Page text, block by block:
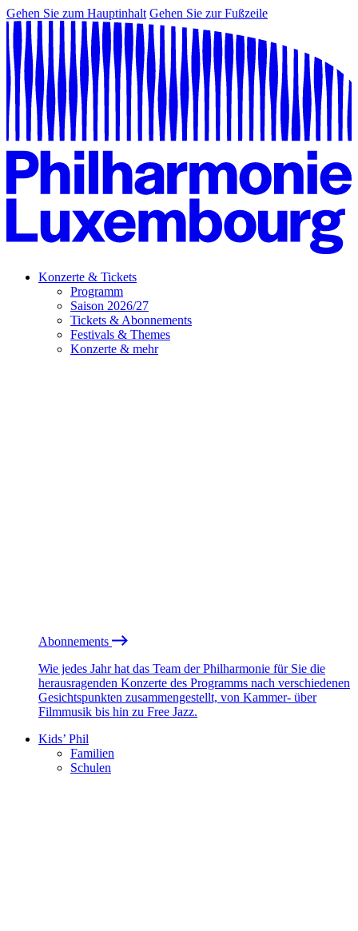
Gehen Sie zum Hauptinhalt Gehen Sie zur Fußzeile
Konzerte & Tickets
Programm
Saison 2026/27
Tickets & Abonnements
Festivals & Themes
Konzerte & mehr
Abonnements
Wie jedes Jahr hat das Team der Philharmonie für Sie die
herausragenden Konzerte des Programms nach verschiedenen
Gesichtspunkten zusammengestellt, von Kammer- über
Filmmusik bis hin zu Free Jazz.
Kids’ Phil
Familien
Schulen